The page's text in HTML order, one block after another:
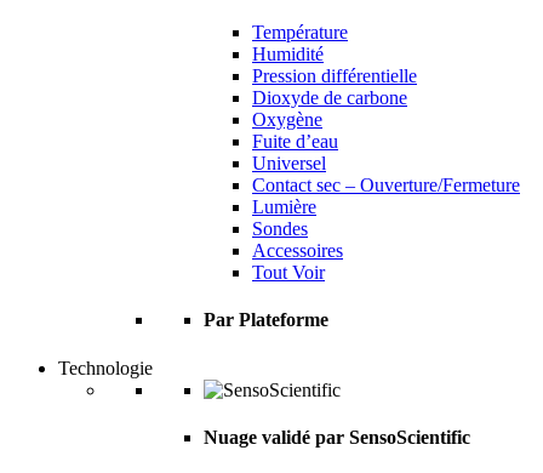
Température
Humidité
Pression différentielle
Dioxyde de carbone
Oxygène
Fuite d’eau
Universel
Contact sec – Ouverture/Fermeture
Lumière
Sondes
Accessoires
Tout Voir
Par Plateforme
Technologie
Nuage validé par SensoScientific